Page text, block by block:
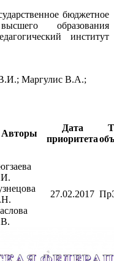
бюджетное
образования
институт
Маргулис В.А.;
Авторы
Дата
приоритета
27.02.2017